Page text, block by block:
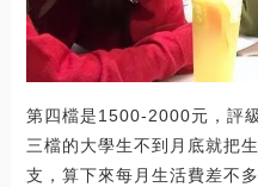
第四檔是1500-2000元，評
三檔的大學生不到月底就把
支，算下來每月生活費差不